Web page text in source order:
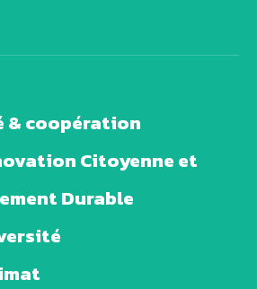
& coopération
Citoyenne et
Durable